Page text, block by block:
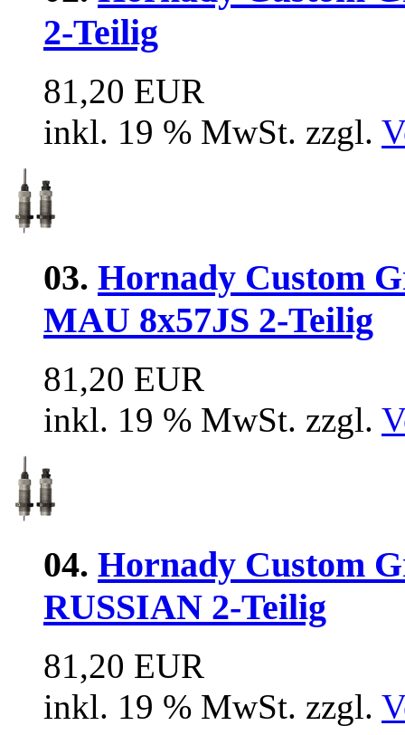
2-Teilig
81,20 EUR
inkl. 19 % MwSt. zzgl.
03. Hornady Custom
MAU 8x57JS 2-Teilig
81,20 EUR
inkl. 19 % MwSt. zzgl.
04. Hornady Custom
RUSSIAN 2-Teilig
81,20 EUR
inkl. 19 % MwSt. zzgl.